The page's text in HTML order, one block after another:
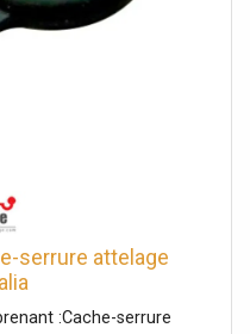
serrure attelage
:Cache-serrure